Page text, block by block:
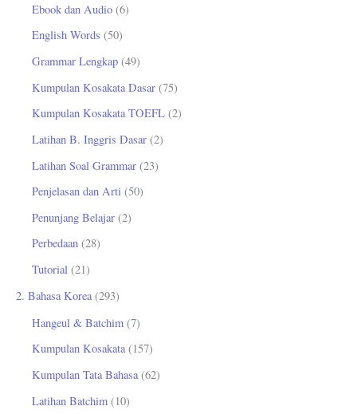
Ebook dan Audio (6)
English Words (50)
Grammar Lengkap (49)
Kumpulan Kosakata Dasar (75)
Kumpulan Kosakata TOEFL (2)
Latihan B. Inggris Dasar (2)
Latihan Soal Grammar (23)
Penjelasan dan Arti (50)
Penunjang Belajar (2)
Perbedaan (28)
Tutorial (21)
2. Bahasa Korea (293)
Hangeul & Batchim (7)
Kumpulan Kosakata(157)
Kumpulan Tata Bahasa(62)
Latihan Batchim (10)